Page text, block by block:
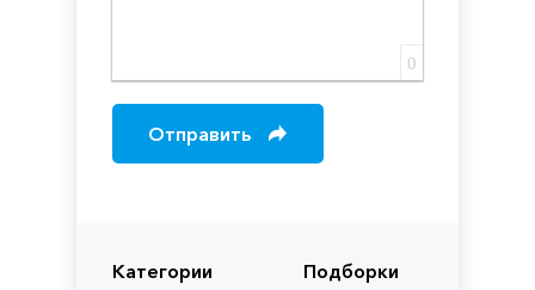
Категории Подборки
0
Отправить